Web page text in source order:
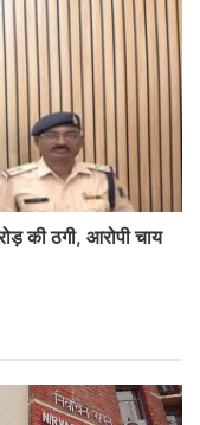
की ठगी, आरोपी चाय